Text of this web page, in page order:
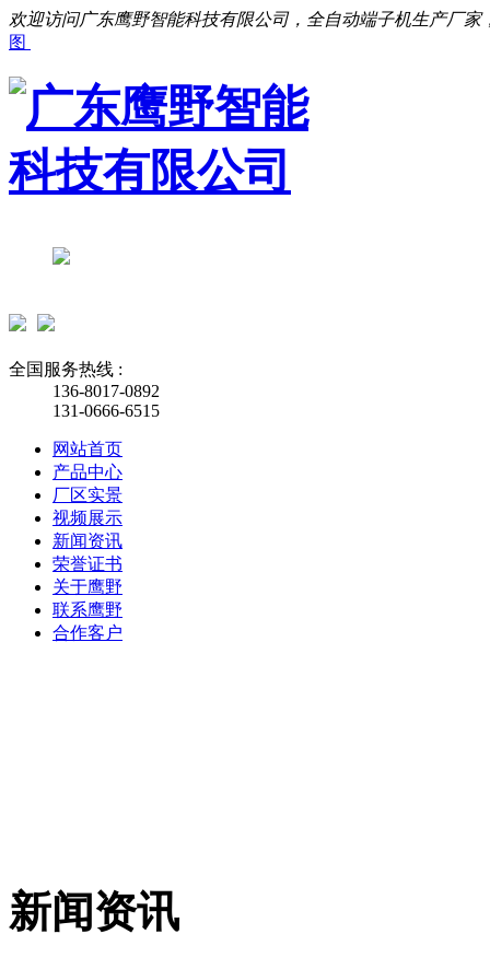
欢迎访问广东鹰野智能科技有限公司，全自动端子机生产厂家
图
全国服务热线 :
136-8017-0892
131-0666-6515
网站首页
产品中心
厂区实景
视频展示
新闻资讯
荣誉证书
关于鹰野
联系鹰野
合作客户
新闻资讯